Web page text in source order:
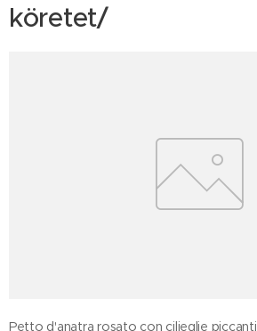
köretet/
Petto d'anatra rosato con cilieglie piccanti